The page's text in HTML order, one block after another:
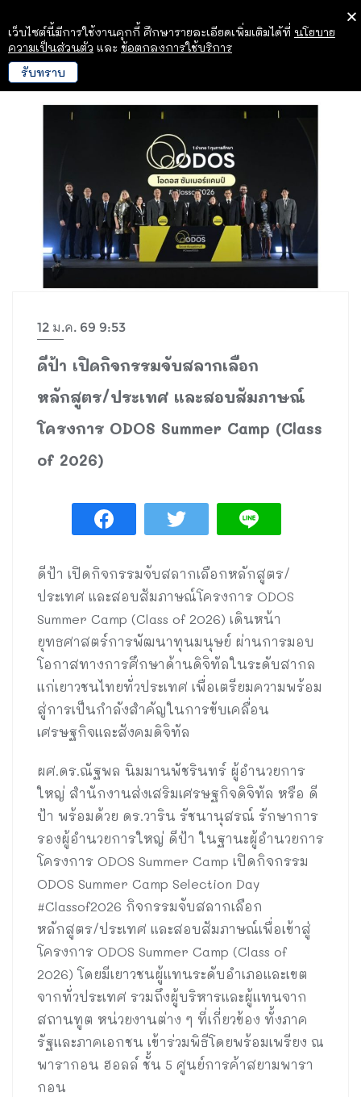
12 ม.ค. 69 9:53
ดีป้า เปิดกิจกรรมจับสลากเลือก
หลักสูตร/ประเทศ และสอบสัมภาษณ์
โครงการ ODOS Summer Camp (Class
of 2026)
ดีป้า เปิดกิจกรรมจับสลากเลือกหลักสูตร/
ประเทศ และสอบสัมภาษณ์โครงการ ODOS
Summer Camp (Class of 2026) เดินหน้า
ยุทธศาสตร์การพัฒนาทุนมนุษย์ ผ่านการมอบ
โอกาสทางการศึกษาด้านดิจิทัลในระดับสากล
แก่เยาวชนไทยทั่วประเทศ เพื่อเตรียมความพร้อม
สู่การเป็นกำลังสำคัญในการขับเคลื่อน
เศรษฐกิจและสังคมดิจิทัล
ผศ.ดร.ณัฐพล นิมมานพัชรินทร์ ผู้อำนวยการ
ใหญ่ สำนักงานส่งเสริมเศรษฐกิจดิจิทัล หรือ ดี
ป้า พร้อมด้วย ดร.วาริน รัชนานุสรณ์ รักษาการ
รองผู้อำนวยการใหญ่ ดีป้า ในฐานะผู้อำนวยการ
โครงการ ODOS Summer Camp เปิดกิจกรรม
ODOS Summer Camp Selection Day
#Classof2026 กิจกรรมจับสลากเลือก
หลักสูตร/ประเทศ และสอบสัมภาษณ์เพื่อเข้าสู่
โครงการ ODOS Summer Camp (Class of
2026) โดยมีเยาวชนผู้แทนระดับอำเภอและเขต
จากทั่วประเทศ รวมถึงผู้บริหารและผู้แทนจาก
สถานทูต หน่วยงานต่าง ๆ ที่เกี่ยวข้อง ทั้งภาค
รัฐและภาคเอกชน เข้าร่วมพิธีโดยพร้อมเพรียง ณ
พารากอน ฮอลล์ ชั้น 5 ศูนย์การค้าสยามพารา
กอน
เว็บไซต์นี้มีการใช้งานคุกกี้ ศึกษารายละเอียดเพิ่มเติมได้ที่ นโยบาย
ความเป็นส่วนตัว และ ข้อตกลงการใช้บริการ
รับทราบ